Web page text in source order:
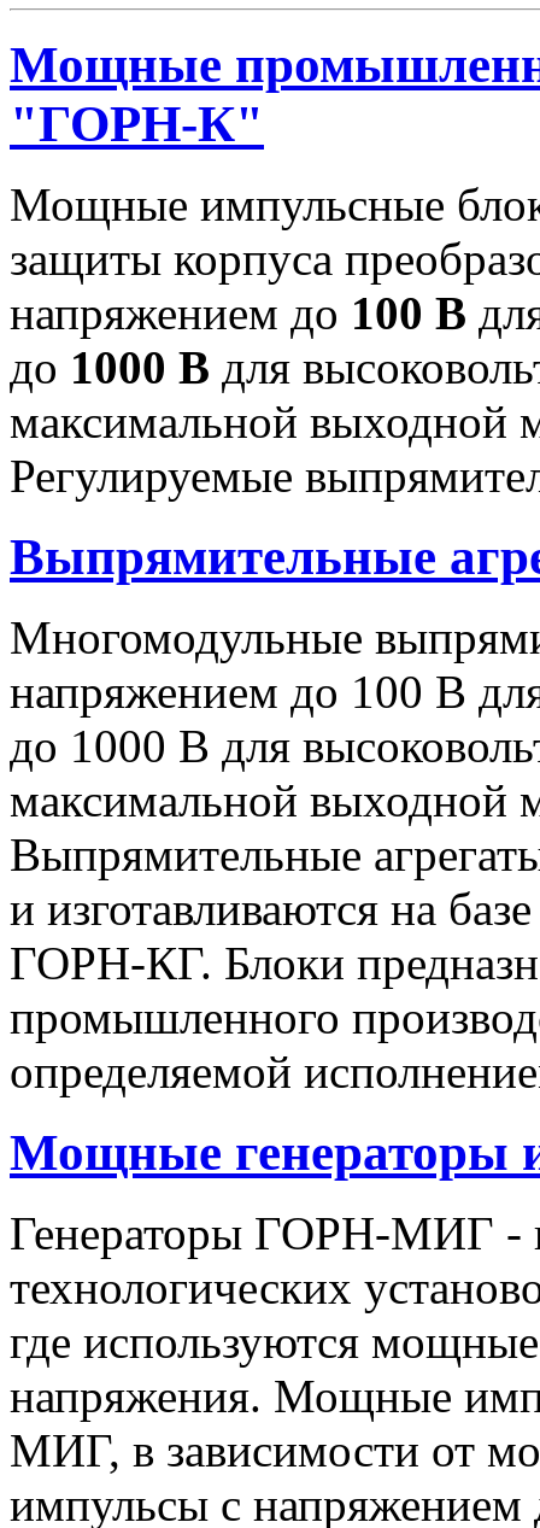
Мощные
"ГОРН-К"
Мощные импульсные
защиты корпуса
напряжением до 100 В
до 1000 В для
максимальной
Регулируемые
Выпрямительные
Многомодульные
напряжением до 100 В
до 1000 В для
максимальной
Выпрямительные
и изготавливаются на
ГОРН-КГ. Блоки
промышленного
определяемой
Мощные
Генераторы ГОРН-МИГ -
технологических
где используются
напряжения. Мощные
МИГ, в зависимости от
импульсы c